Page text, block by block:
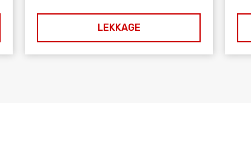
LEKKAGE